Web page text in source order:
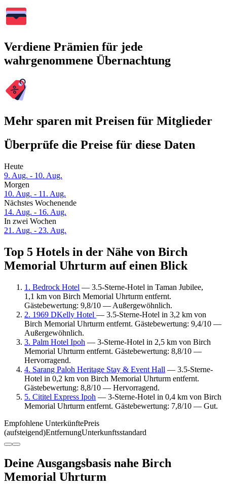
Verdiene Prämien für jede
wahrgenommene Übernachtung
Mehr sparen mit Preisen für Mitglieder
Überprüfe die Preise für diese Daten
Heute
9. Aug. - 10. Aug.
Morgen
10. Aug. - 11. Aug.
Nächstes Wochenende
14. Aug. - 16. Aug.
In zwei Wochen
21. Aug. - 23. Aug.
Top 5 Hotels in der Nähe von Birch
Memorial Uhrturm auf einen Blick
1. Bedrock Hotel — 3.5-Sterne-Hotel in Taman Jubilee,
1,1 km von Birch Memorial Uhrturm entfernt.
Gästebewertung: 9,8/10 — Außergewöhnlich.
2. 1969 DKelly Hotel — 3.5-Sterne-Hotel in 3,2 km von
Birch Memorial Uhrturm entfernt. Gästebewertung: 9,4/10 —
Außergewöhnlich.
3. Palm Hotel Ipoh — 3-Sterne-Hotel in 2,5 km von Birch
Memorial Uhrturm entfernt. Gästebewertung: 8,8/10 —
Hervorragend.
4. Sarang Paloh Heritage Stay & Event Hall — 3.5-Sterne-
Hotel in 0,2 km von Birch Memorial Uhrturm entfernt.
Gästebewertung: 8,8/10 — Hervorragend.
5. Cititel Express Ipoh — 3-Sterne-Hotel in 0,4 km von Birch
Memorial Uhrturm entfernt. Gästebewertung: 7,8/10 — Gut.
Empfohlene UnterkünftePreis
(aufsteigend)EntfernungUnterkunftsstandard
Deine Ausgangsbasis nahe Birch
Memorial Uhrturm